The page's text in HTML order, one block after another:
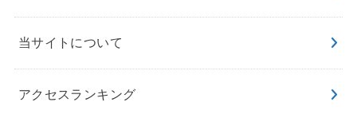
当サイトについて
アクセスランキング